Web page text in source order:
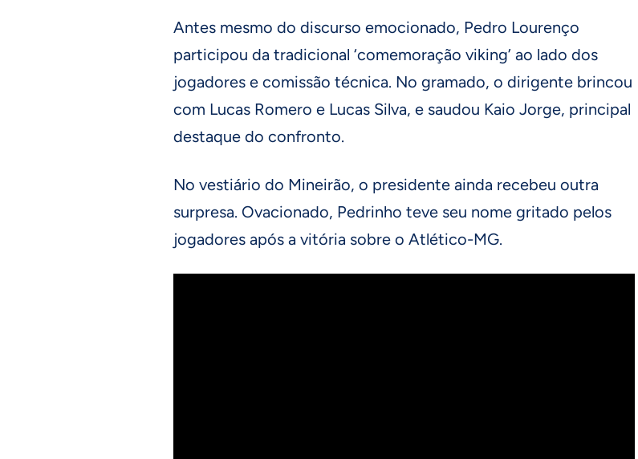
Antes mesmo do discurso emocionado, Pedro Lourenço
participou da tradicional ‘comemoração viking’ ao lado dos
jogadores e comissão técnica. No gramado, o dirigente brincou
com Lucas Romero e Lucas Silva, e saudou Kaio Jorge, principal
destaque do confronto.
No vestiário do Mineirão, o presidente ainda recebeu outra
surpresa. Ovacionado, Pedrinho teve seu nome gritado pelos
jogadores após a vitória sobre o Atlético-MG.